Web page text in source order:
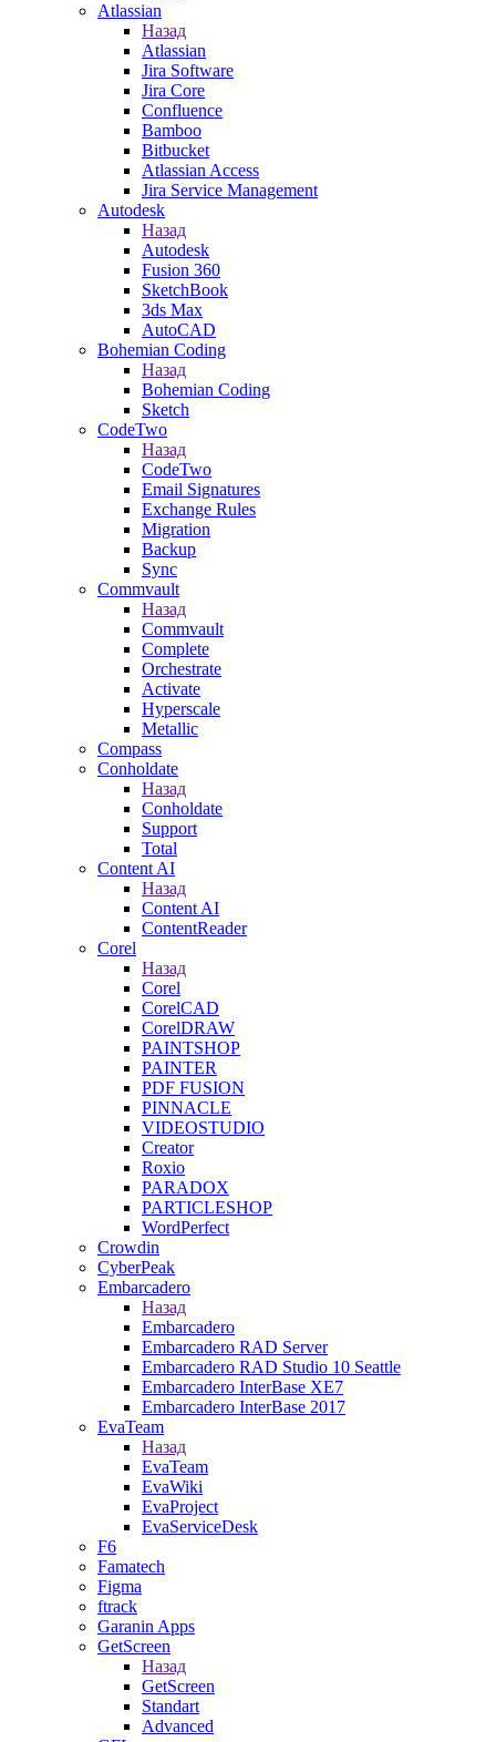
Atlassian
Назад
Atlassian
Jira Software
Jira Core
Confluence
Bamboo
Bitbucket
Atlassian Access
Jira Service Management
Autodesk
Назад
Autodesk
Fusion 360
SketchBook
3ds Max
AutoCAD
Bohemian Coding
Назад
Bohemian Coding
Sketch
CodeTwo
Назад
CodeTwo
Email Signatures
Exchange Rules
Migration
Backup
Sync
Commvault
Назад
Commvault
Complete
Orchestrate
Activate
Hyperscale
Metallic
Compass
Conholdate
Назад
Conholdate
Support
Total
Content AI
Назад
Content AI
ContentReader
Corel
Назад
Corel
CorelCAD
CorelDRAW
PAINTSHOP
PAINTER
PDF FUSION
PINNACLE
VIDEOSTUDIO
Creator
Roxio
PARADOX
PARTICLESHOP
WordPerfect
Crowdin
CyberPeak
Embarcadero
Назад
Embarcadero
Embarcadero RAD Server
Embarcadero RAD Studio 10 Seattle
Embarcadero InterBase XE7
Embarcadero InterBase 2017
EvaTeam
Назад
EvaTeam
EvaWiki
EvaProject
EvaServiceDesk
F6
Famatech
Figma
ftrack
Garanin Apps
GetScreen
Назад
GetScreen
Standart
Advanced